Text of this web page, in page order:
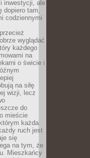
inwestycji, ale
dopiero tam,
codziennymi
wyglądać
każdego
na
o świcie i
na siłę
wizji, lecz
do
mieście
każda
ruch jest
się
na tym, że
Mieszkańcy